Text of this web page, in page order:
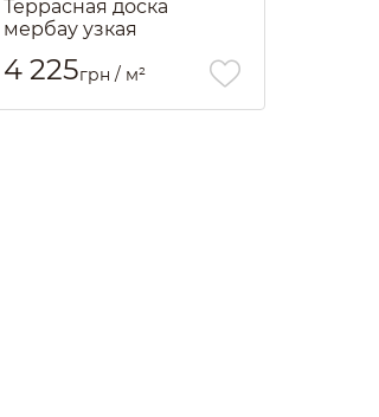
Террасная доска
мербау узкая
4 225грн / м²